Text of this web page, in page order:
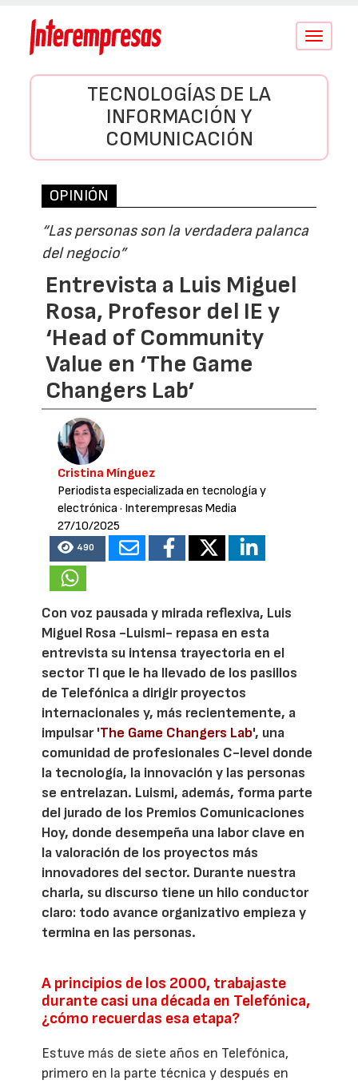
Conmutar
TECNOLOGÍAS DE LA
INFORMACIÓN Y
COMUNICACIÓN
OPINIÓN
“Las personas son la verdadera palanca
del negocio”
Entrevista a Luis Miguel
Rosa, Profesor del IE y
‘Head of Community
Value en ‘The Game
Changers Lab’
Cristina Mínguez
Periodista especializada en tecnología y
electrónica· Interempresas Media
27/10/2025
490
Con voz pausada y mirada reflexiva, Luis
Miguel Rosa -Luismi- repasa en esta
entrevista su intensa trayectoria en el
sector TI que le ha llevado de los pasillos
de Telefónica a dirigir proyectos
internacionales y, más recientemente, a
impulsar 'The Game Changers Lab', una
comunidad de profesionales C-level donde
la tecnología, la innovación y las personas
se entrelazan. Luismi, además, forma parte
del jurado de los Premios Comunicaciones
Hoy, donde desempeña una labor clave en
la valoración de los proyectos más
innovadores del sector. Durante nuestra
charla, su discurso tiene un hilo conductor
claro: todo avance organizativo empieza y
termina en las personas.
A principios de los 2000, trabajaste
durante casi una década en Telefónica,
¿cómo recuerdas esa etapa?
Estuve más de siete años en Telefónica,
primero en la parte técnica y después en